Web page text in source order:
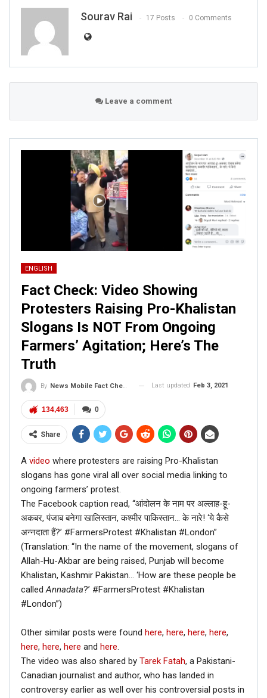
Sourav Rai 17 Posts 0 Comments
Leave a comment
ENGLISH
Fact Check: Video Showing
Protesters Raising Pro-Khalistan
Slogans Is NOT From Ongoing
Farmers’ Agitation; Here’s The
Truth
By News Mobile Fact Check Bureau Last updated Feb 3, 2021
0
134,463
Share
A video where protesters are raising Pro-Khalistan
slogans has gone viral all over social media linking to
ongoing farmers’ protest.
The Facebook caption read, “आंदोलन के नाम पर अल्लाह-हू-
अकबर, पंजाब बनेगा खालिस्तान, कश्मीर पाकिस्तान… के नारे! ‘ये कैसे
अन्नदाता हैं?’ #FarmersProtest #Khalistan #London”
(Translation: “In the name of the movement, slogans of
Allah-Hu-Akbar are being raised, Punjab will become
Khalistan, Kashmir Pakistan… ‘How are these people be
called Annadata?’ #FarmersProtest #Khalistan
#London”)
Other similar posts were found here, here, here, here,
here, here, here and here
The video was also shared by Tarek Fatah, a Pakistani-
Canadian journalist and author, who has landed in
controversy earlier as well over his controversial posts in